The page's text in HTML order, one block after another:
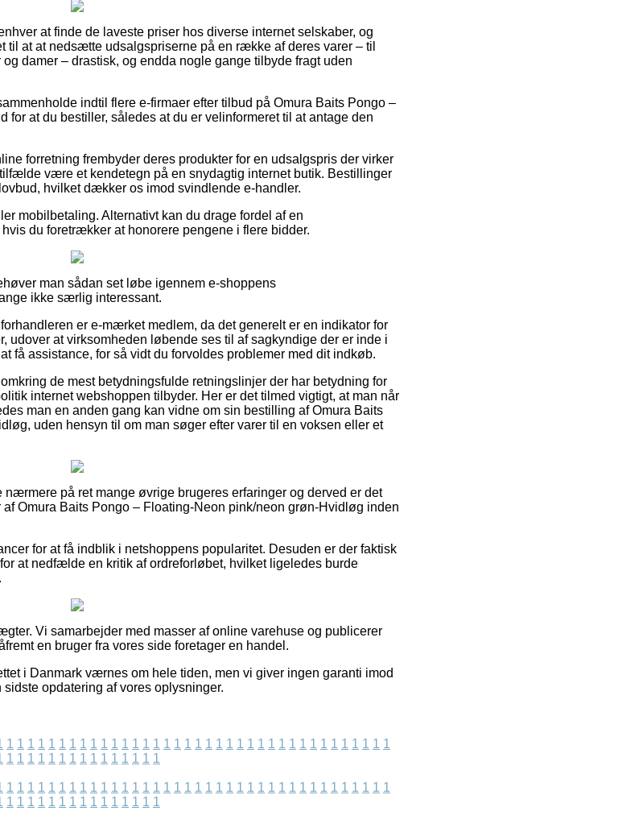
at finde de laveste priser hos diverse internet selskaber, og
at at nedsætte udsalgspriserne på en række af deres varer – til
damer – drastisk, og endda nogle gange tilbyde fragt uden
indtil flere e-firmaer efter tilbud på Omura Baits Pongo –
for at du bestiller, således at du er velinformeret til at antage den
forretning frembyder deres produkter for en udsalgspris der virker
være et kendetegn på en snydagtig internet butik. Bestillinger
hvilket dækker os imod svindlende e-handler.
mobilbetaling. Alternativt kan du drage fordel af en
du foretrækker at honorere pengene i flere bidder.
man sådan set løbe igennem e-shoppens
ikke særlig interessant.
er e-mærket medlem, da det generelt er en indikator for
udover at virksomheden løbende ses til af sagkyndige der er inde i
få assistance, for så vidt du forvoldes problemer med dit indkøb.
de mest betydningsfulde retningslinjer der har betydning for
internet webshoppen tilbyder. Her er det tilmed vigtigt, at man når
man en anden gang kan vidne om sin bestilling af Omura Baits
uden hensyn til om man søger efter varer til en voksen eller et
på ret mange øvrige brugeres erfaringer og derved er det
Omura Baits Pongo – Floating-Neon pink/neon grøn-Hvidløg inden
for at få indblik i netshoppens popularitet. Desuden er der faktisk
at nedfælde en kritik af ordreforløbet, hvilket ligeledes burde
Vi samarbejder med masser af online varehuse og publicerer
en bruger fra vores side foretager en handel.
i Danmark værnes om hele tiden, men vi giver ingen garanti imod
opdatering af vores oplysninger.
1 1 1 1 1 1 1 1 1 1 1 1 1 1 1 1 1 1 1 1 1 1 1 1 1 1 1 1 1 1 1 1 1 1 1 1 1
1 1 1 1 1 1 1 1 1 1 1 1 1 1 1
1 1 1 1 1 1 1 1 1 1 1 1 1 1 1 1 1 1 1 1 1 1 1 1 1 1 1 1 1 1 1 1 1 1 1 1 1
1 1 1 1 1 1 1 1 1 1 1 1 1 1 1